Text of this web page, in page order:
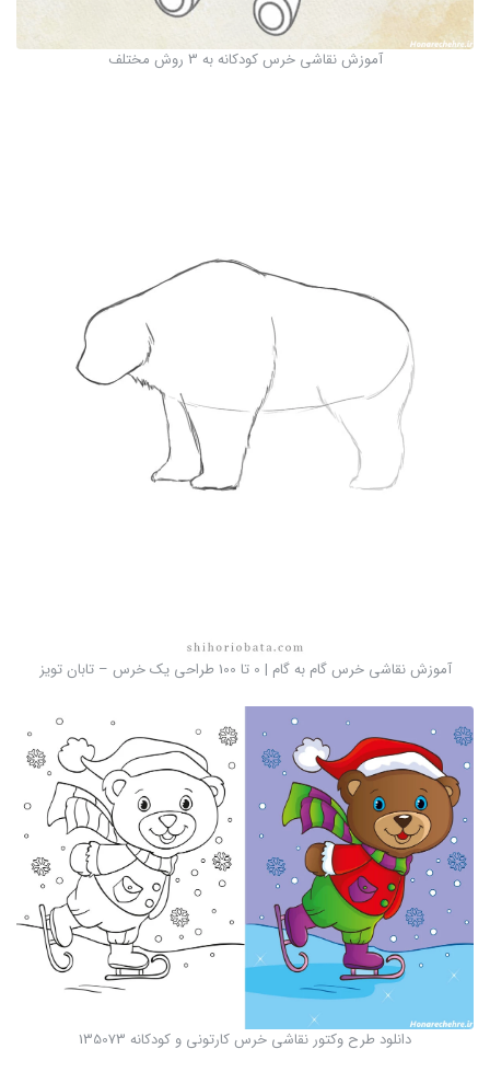
آموزش نقاشی خرس کودکانه به 3 روش مختلف
آموزش نقاشی خرس گام به گام | 0 تا 100 طراحی یک خرس – تابان تویز
دانلود طرح وکتور نقاشی خرس کارتونی و کودکانه 135073